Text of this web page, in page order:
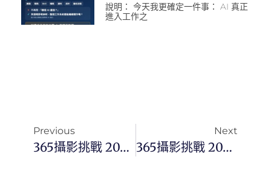
說明： 今天我更確定一件事： AI 真正
進入工作之
Previous
365攝影挑戰 20241103(日) 308/366 Day3211
Next
365攝影挑戰 20241105(二) 310/366 Day3213